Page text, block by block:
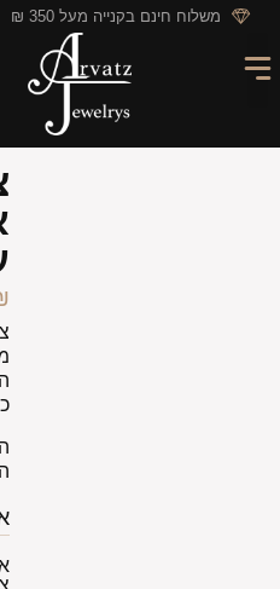
לתוכן משלוח חינם בקנייה מעל 350 ₪